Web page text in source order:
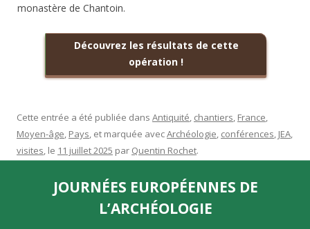
monastère de Chantoin.
Découvrez les résultats de cette
opération !
Cette entrée a été publiée dans Antiquité chantiers France
Moyen-âge Pays , et marquée avecArchéologie conférences JEA
visites , le 11 juillet 2025 par Quentin Rochet.
JOURNÉES EUROPÉENNES DE
L’ARCHÉOLOGIE